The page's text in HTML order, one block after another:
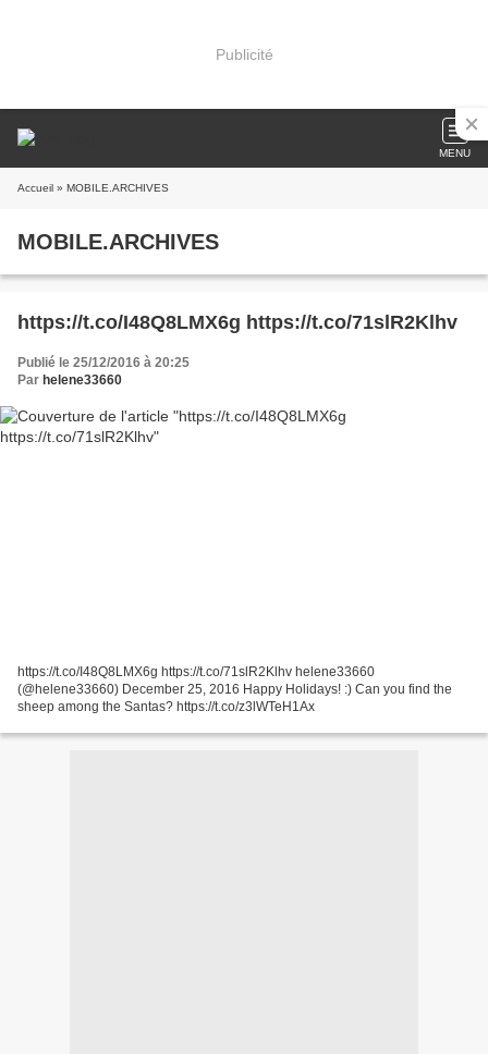
Publicité
MENU
Accueil » MOBILE.ARCHIVES
MOBILE.ARCHIVES
https://t.co/I48Q8LMX6g https://t.co/71slR2Klhv
Publié le 25/12/2016 à 20:25
Par helene33660
https://t.co/I48Q8LMX6g https://t.co/71slR2Klhv helene33660
(@helene33660) December 25, 2016 Happy Holidays! :) Can you find the
sheep among the Santas? https://t.co/z3lWTeH1Ax